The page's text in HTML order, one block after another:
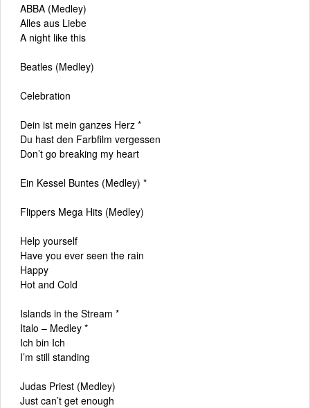
ABBA (Medley)
Alles aus Liebe
A night like this
Beatles (Medley)
Celebration
Dein ist mein ganzes Herz *
Du hast den Farbfilm vergessen
Don’t go breaking my heart
Ein Kessel Buntes (Medley) *
Flippers Mega Hits (Medley)
Help yourself
Have you ever seen the rain
Happy
Hot and Cold
Islands in the Stream *
Italo – Medley *
Ich bin Ich
I’m still standing
Judas Priest (Medley)
Just can’t get enough